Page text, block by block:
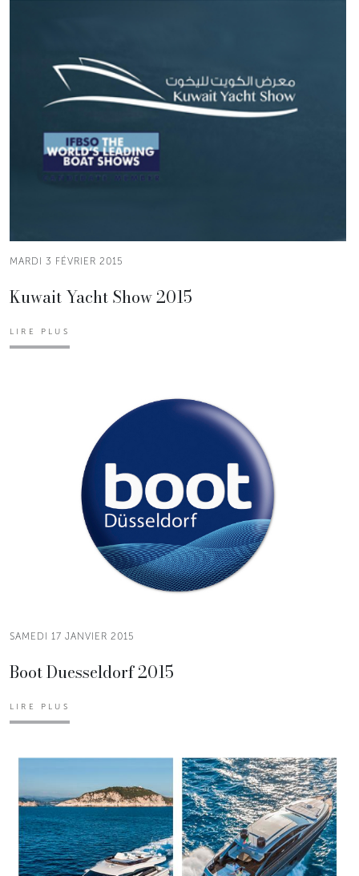
MARDI 3 FÉVRIER 2015
Kuwait Yacht Show 2015
LIRE PLUS
SAMEDI 17 JANVIER 2015
Boot Duesseldorf 2015
LIRE PLUS